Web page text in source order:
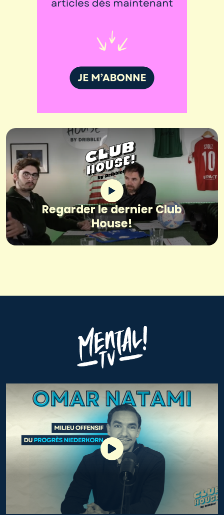
Regarder le dernier Club
House!